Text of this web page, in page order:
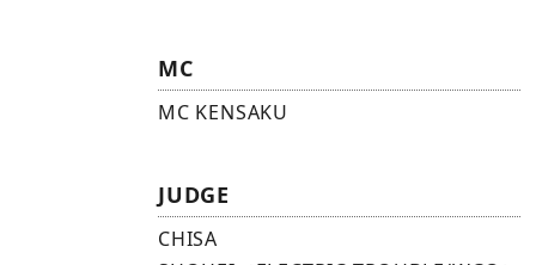
MC
MC KENSAKU
JUDGE
CHISA